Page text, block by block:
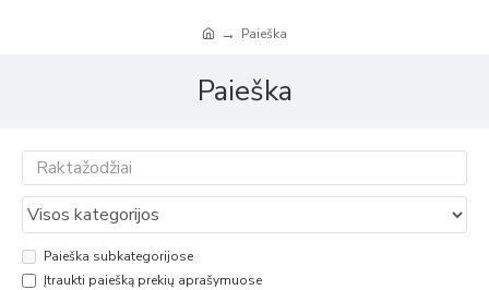
Paieška
Paieška
Paieška subkategorijose
Įtraukti paiešką prekių aprašymuose